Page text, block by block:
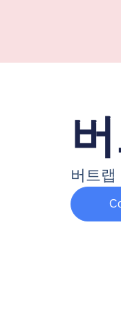
버트랩